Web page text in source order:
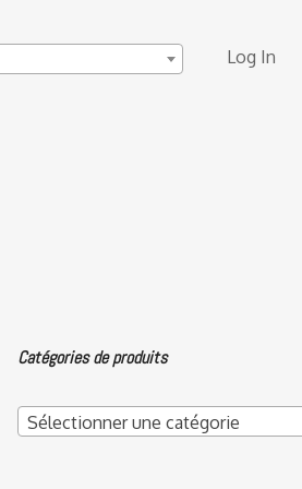
Log In
Catégories de produits
Sélectionner une catégorie